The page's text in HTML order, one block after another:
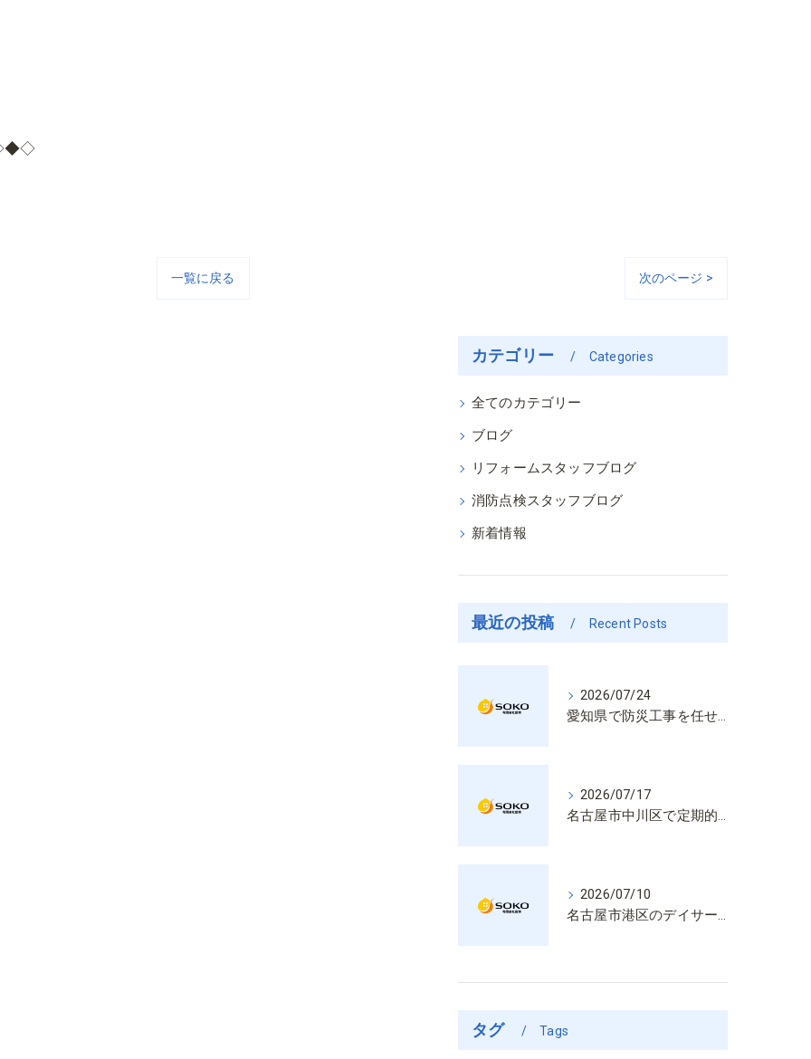
一覧に戻る 次のページ >
カテゴリー Categories
全てのカテゴリー
ブログ
リフォームスタッフブログ
消防点検スタッフブログ
新着情報
最近の投稿 Recent Posts
2026/07/24
愛知県で防災工事を任せるなら経験と技術で安心を提供する老舗業者
2026/07/17
名古屋市中川区で定期的な消防設備点検や整備はいざという時の命を守る安心管理
2026/07/10
名古屋市港区のデイサービス消防設備点検は消火器具や誘導灯も丁寧に作業を進めます
タグ Tags